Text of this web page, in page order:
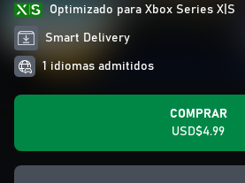
Optimizado para Xbox Series X|S
Smart Delivery
1 idiomas admitidos
COMPRAR
USD$4.99